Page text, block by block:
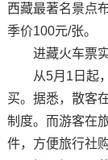
西藏最著名景点
季价100元/张。
进藏火车票实
从5月1日起，
买。据悉，散客
制度。而游客在
件，方便旅行社